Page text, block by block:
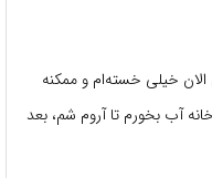
خیلی خسته‌ام و ممکنه
آب بخورم تا آروم شم، بعد